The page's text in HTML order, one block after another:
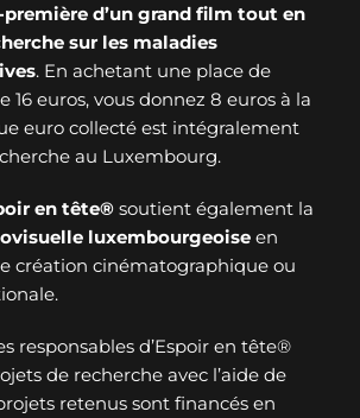
d’un grand film tout en
sur les maladies
. En achetant une place de
16 euros, vous donnez 8 euros à la
euro collecté est intégralement
au Luxembourg.
en tête® soutient également la
luxembourgeoise en
création cinématographique ou
responsables d’Espoir en tête®
de recherche avec l’aide de
retenus sont financés en